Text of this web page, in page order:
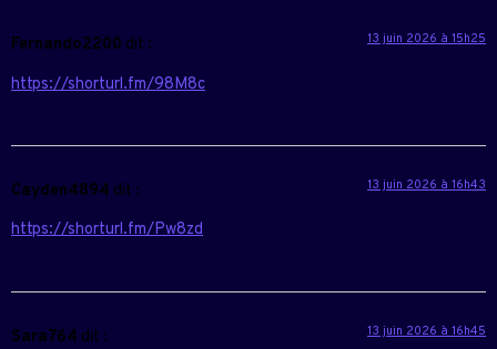
Fernando2200 dit : 13 juin 2026 à 15h25
https://shorturl.fm/98M8c
Cayden4894 dit : 13 juin 2026 à 16h43
https://shorturl.fm/Pw8zd
Sara764 dit : 13 juin 2026 à 16h45